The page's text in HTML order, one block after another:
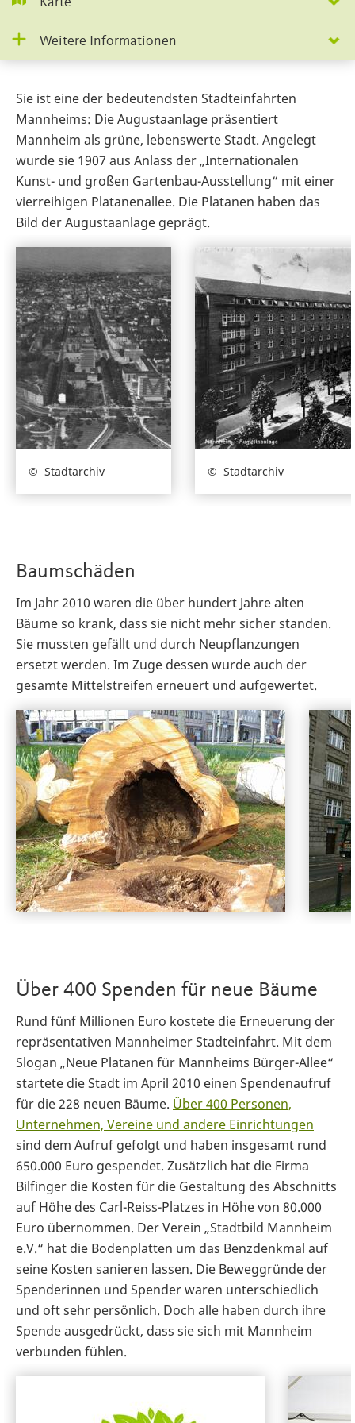
Weitere Informationen
Sie ist eine der bedeutendsten Stadteinfahrten
Mannheims: Die Augustaanlage präsentiert
Mannheim als grüne, lebenswerte Stadt. Angelegt
wurde sie 1907 aus Anlass der „Internationalen
Kunst- und großen Gartenbau-Ausstellung“ mit einer
vierreihigen Platanenallee. Die Platanen haben das
Bild der Augustaanlage geprägt.
Stadtarchiv Stadtarchiv
Baumschäden
Im Jahr 2010 waren die über hundert Jahre alten
Bäume so krank, dass sie nicht mehr sicher standen.
Sie mussten gefällt und durch Neupflanzungen
ersetzt werden. Im Zuge dessen wurde auch der
gesamte Mittelstreifen erneuert und aufgewertet.
Über 400 Spenden für neue Bäume
Rund fünf Millionen Euro kostete die Erneuerung der
repräsentativen Mannheimer Stadteinfahrt. Mit dem
Slogan „Neue Platanen für Mannheims Bürger-Allee“
startete die Stadt im April 2010 einen Spendenaufruf
für die 228 neuen Bäume. Über 400 Personen,
Unternehmen, Vereine und andere Einrichtungen
sind dem Aufruf gefolgt und haben insgesamt rund
650.000 Euro gespendet. Zusätzlich hat die Firma
Bilfinger die Kosten für die Gestaltung des Abschnitts
auf Höhe des Carl-Reiss-Platzes in Höhe von 80.000
Euro übernommen. Der Verein „Stadtbild Mannheim
e.V.“ hat die Bodenplatten um das Benzdenkmal auf
seine Kosten sanieren lassen. Die Beweggründe der
Spenderinnen und Spender waren unterschiedlich
und oft sehr persönlich. Doch alle haben durch ihre
Spende ausgedrückt, dass sie sich mit Mannheim
verbunden fühlen.